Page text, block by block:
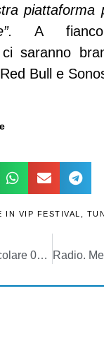
piattaforma
A
ci saranno
Bull e
IN VIP FESTIVAL
Consultmedia circolare 05062017 introduzione dominio (dot) radio scadenza registrazione pre-lancio 05072017